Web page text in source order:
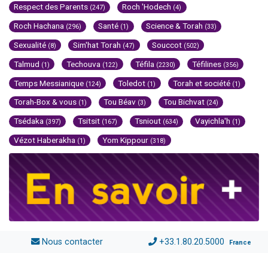
Respect des Parents (247) Roch 'Hodech (4)
Roch Hachana (296) Santé (1) Science & Torah (33)
Sexualité (8) Sim'hat Torah (47) Souccot (502)
Talmud (1) Techouva (122) Téfila (2230) Téfilines (356)
Temps Messianique (124) Toledot (1) Torah et société (1)
Torah-Box & vous (1) Tou Béav (3) Tou Bichvat (24)
Tsédaka (397) Tsitsit (167) Tsniout (634) Vayichla'h (1)
Vézot Haberakha (1) Yom Kippour (318)
Nous contacter +33.1.80.20.5000 France